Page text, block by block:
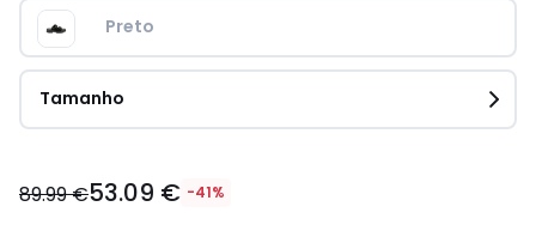
Preto
Tamanho
€
89.99 €53.09 € -41%